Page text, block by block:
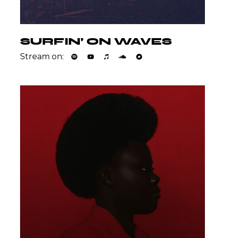
SURFIN’ ON WAVES
Stream on: